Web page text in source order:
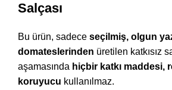
Salçası
Bu ürün, sadece seçilmiş, olgun
domateslerinden üretilen katkısız
aşamasında hiçbir katkı maddesi,
koruyucu kullanılmaz.